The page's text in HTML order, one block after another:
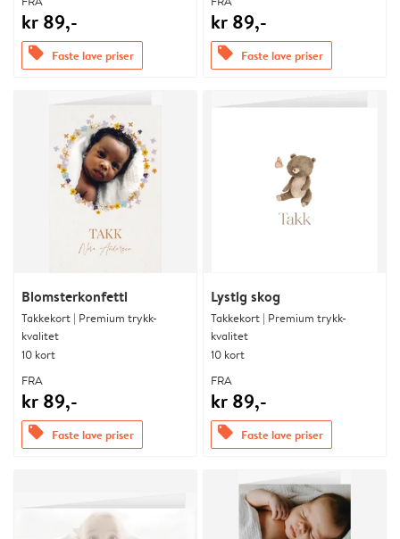
kr 89,-
offers Faste lave priser
kr 89,-
offers Faste lave priser
Blomsterkonfetti
Takkekort | Premium trykk-
kvalitet
10 kort
FRA
kr 89,-
offers Faste lave priser
Lystig skog
Takkekort | Premium trykk-
kvalitet
10 kort
FRA
kr 89,-
offers Faste lave priser